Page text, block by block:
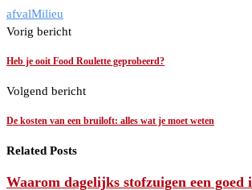
afvalMilieu
Vorig bericht
Heb je ooit Food Roulette geprobeerd?
Volgend bericht
De kosten van een bruiloft: alles wat je moet weten
Related Posts
Waarom dagelijks stofzuigen een goed